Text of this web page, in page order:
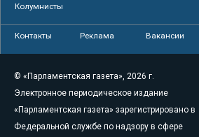
Колумнисты
Контакты Реклама Вакансии
© «Парламентская газета», 2026 г.
Электронное периодическое издание
«Парламентская газета» зарегистрировано в
Федеральной службе по надзору в сфере